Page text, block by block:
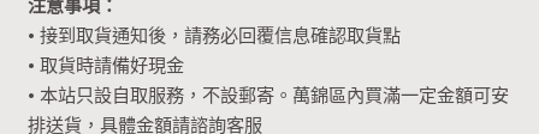
注意事項：
• 接到取貨通知後，請務必回覆信息確認取貨點
• 取貨時請備好現金
• 本站只設自取服務，不設郵寄。萬錦區內買滿一定金額可安
排送貨，具體金額請諮詢客服